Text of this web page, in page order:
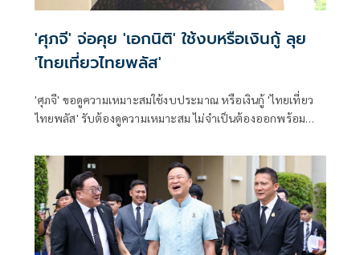
'ศุภจี' จ่อคุย 'เอกนิติ' ใช้งบหรือเงินกู้ ลุย
'ไทยเที่ยวไทยพลัส'
'ศุภจี' ขอดูความเหมาะสมใช้งบประมาณ หรือเงินกู้ 'ไทยเที่ยว
ไทยพลัส' รับต้องดูความเหมาะสม ไม่จำเป็นต้องออกพร้อม